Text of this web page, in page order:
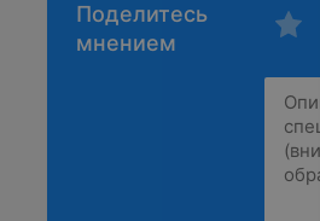
Поделитесь
мнением